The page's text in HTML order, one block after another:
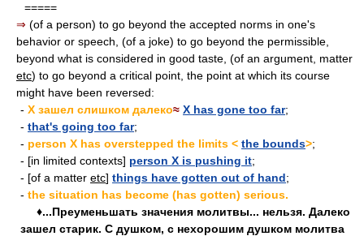
=====
⇒ (of a person) to go beyond the accepted norms in one's
behavior or speech, (of a joke) to go beyond the permissible,
beyond what is considered in good taste, (of an argument, matter
etc) to go beyond a critical point, the point at which its course
might have been reversed:
- X зашел слишком далеко≈ X has gone too far;
- that's going too far;
- person X has overstepped the limits < the bounds>;
- [in limited contexts] person X is pushing it;
- [of a matter etc] things have gotten out of hand;
- the situation has become (has gotten) serious.
♦...Преуменьшать значения молитвы... нельзя. Далеко
зашел старик. С душком, с нехорошим душком молитва